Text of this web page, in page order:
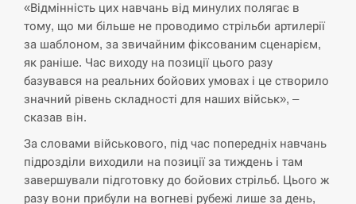
Біля українського літака в аеропорту Лейпцига
виявили дрон, ймовірно, з…
СЕРПЕНЬ
“Они должны быть уничтожены”: в МИДе
ответили, как отреагируют на…
СЕРПЕНЬ
13:10
Тайвань проводить найбільші військові
«Відмінність цих навчань від минулих полягає в
тому, що ми більше не проводимо стрільби артилерії
за шаблоном, за звичайним фіксованим сценарієм,
як раніше. Час виходу на позиції цього разу
базувався на реальних бойових умовах і це створило
значний рівень складності для наших військ», –
сказав він.
За словами військового, під час попередніх навчань
підрозділи виходили на позиції за тиждень і там
завершували підготовку до бойових стрільб. Цього ж
разу вони прибули на вогневі рубежі лише за день,